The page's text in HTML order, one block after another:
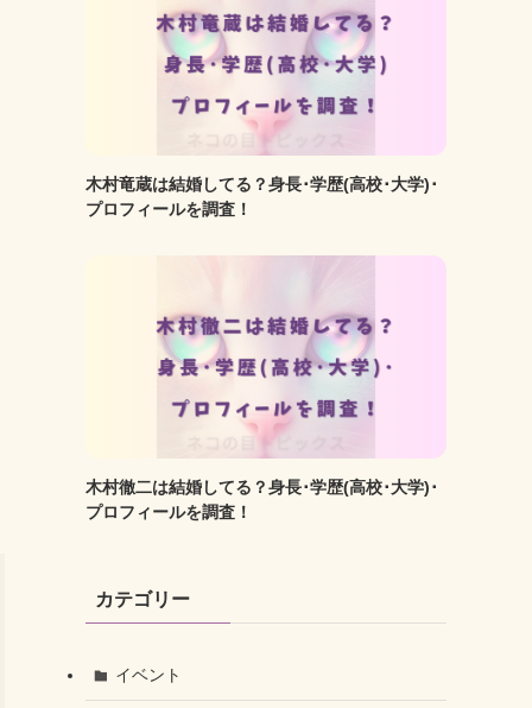
木村竜蔵は結婚してる？身長･学歴(高校･大学)･
プロフィールを調査！
木村徹二は結婚してる？身長･学歴(高校･大学)･
プロフィールを調査！
カテゴリー
イベント